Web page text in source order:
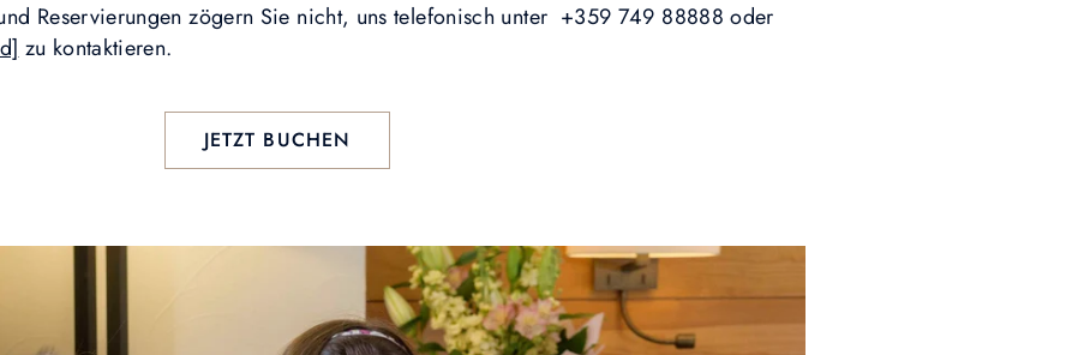
Reservierungen zögern Sie nicht, uns telefonisch unter +359 749 88888 oder
zu kontaktieren.
JETZT BUCHEN